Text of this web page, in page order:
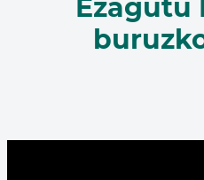
Ezagutu